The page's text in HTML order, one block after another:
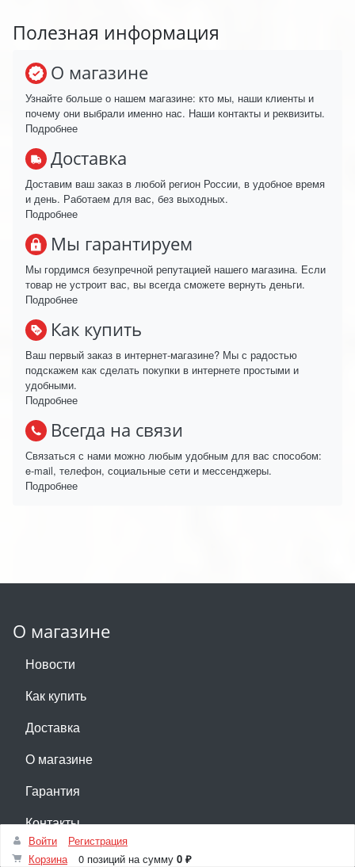
Полезная информация
О магазине
Узнайте больше о нашем магазине: кто мы, наши клиенты и
почему они выбрали именно нас. Наши контакты и реквизиты.
Подробнее
Доставка
Доставим ваш заказ в любой регион России, в удобное время
и день. Работаем для вас, без выходных.
Подробнее
Мы гарантируем
Мы гордимся безупречной репутацией нашего магазина. Если
товар не устроит вас, вы всегда сможете вернуть деньги.
Подробнее
Как купить
Ваш первый заказ в интернет-магазине? Мы с радостью
подскажем как сделать покупки в интернете простыми и
удобными.
Подробнее
Всегда на связи
Связаться с нами можно любым удобным для вас способом:
e-mail, телефон, социальные сети и мессенджеры.
Подробнее
О магазине
Новости
Как купить
Доставка
О магазине
Гарантия
Контакты
Войти
Регистрация
Корзина
0 позиций на сумму 0 ₽